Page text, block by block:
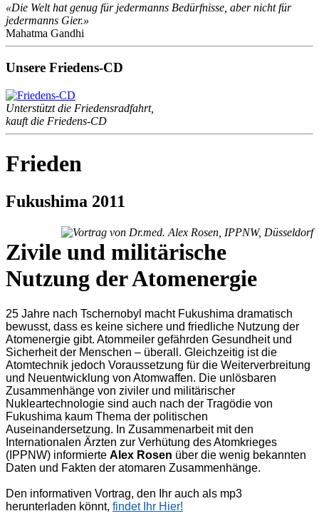
«Die Welt hat genug für jedermanns Bedürfnisse, aber nicht für
jedermanns Gier.»
Mahatma Gandhi
Unsere Friedens-CD
Unterstützt die Friedensradfahrt,
kauft die Friedens-CD
Frieden
Fukushima 2011
Zivile und militärische
Nutzung der Atomenergie
25 Jahre nach Tschernobyl macht Fukushima dramatisch
bewusst, dass es keine sichere und friedliche Nutzung der
Atomenergie gibt. Atommeiler gefährden Gesundheit und
Sicherheit der Menschen – überall. Gleichzeitig ist die
Atomtechnik jedoch Voraussetzung für die Weiterverbreitung
und Neuentwicklung von Atomwaffen. Die unlösbaren
Zusammenhänge von ziviler und militärischer
Nukleartechnologie sind auch nach der Tragödie von
Fukushima kaum Thema der politischen
Auseinandersetzung. In Zusammenarbeit mit den
Internationalen Ärzten zur Verhütung des Atomkrieges
(IPPNW) informierte Alex Rosen über die wenig bekannten
Daten und Fakten der atomaren Zusammenhänge.
Den informativen Vortrag, den Ihr auch als mp3
herunterladen könnt, findet Ihr Hier!